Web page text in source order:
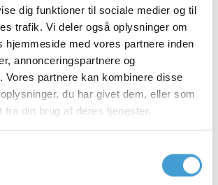
dig funktioner til sociale medier og til
trafik. Vi deler også oplysninger om
hjemmeside med vores partnere inden
annonceringspartnere og
Vores partnere kan kombinere disse
du har givet dem, eller som
fra din brug af deres tjenester.
Forsikring
for